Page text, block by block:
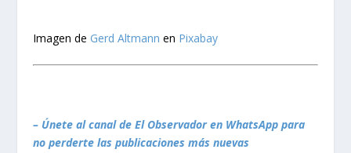
Imagen de Gerd Altmann en Pixabay
– Únete al canal de El Observador en WhatsApp para
no perderte las publicaciones más nuevas